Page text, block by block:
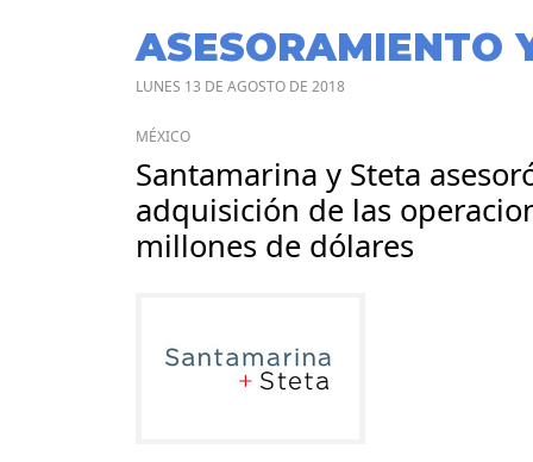
ASESORAMIENTO
LUNES 13 DE AGOSTO DE 2018
MÉXICO
Santamarina y Steta
adquisición de las
millones de dólares